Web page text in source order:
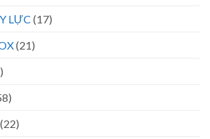
LỰC (17)
(21)
(22)